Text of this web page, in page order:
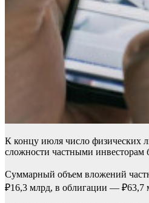
К концу июля число физических
сложности частными инвесторам
Суммарный объем вложений
₽16,3 млрд, в облигации — ₽63,7